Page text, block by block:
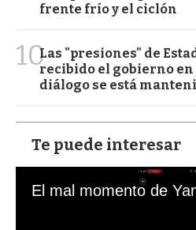
frente frío y el ciclón
10Las "presiones" de
recibido el gobierno en
diálogo se está
Te puede interesar